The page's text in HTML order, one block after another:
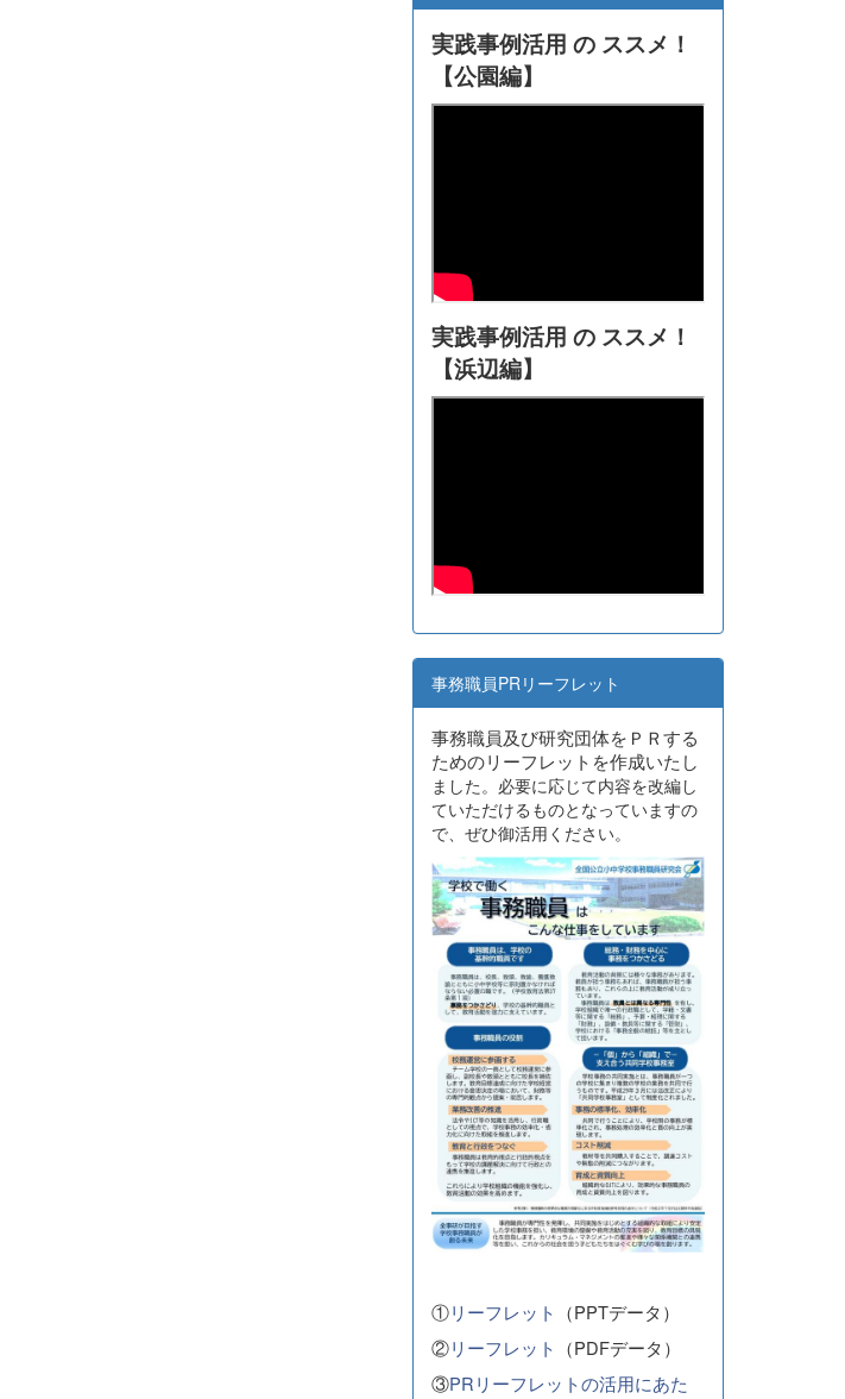
実践事例活用 の ススメ！
【公園編】
実践事例活用 の ススメ！
【浜辺編】
事務職員PRリーフレット
事務職員及び研究団体をＰＲする
ためのリーフレットを作成いたし
ました。必要に応じて内容を改編し
ていただけるものとなっていますの
で、ぜひ御活用ください。
①リーフレット （PPTデータ）
②リーフレット （PDFデータ）
③PRリーフレットの活用にあた